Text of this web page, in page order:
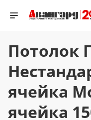
Потолок
ячейка
ячейка